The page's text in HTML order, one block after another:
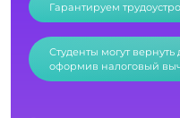
Гарантируем
Студенты могут вернуть
оформив налоговый